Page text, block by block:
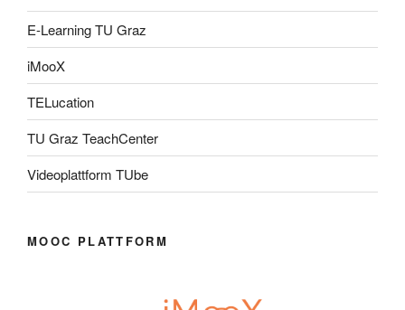
E-Learning TU Graz
iMooX
TELucation
TU Graz TeachCenter
Videoplattform TUbe
MOOC PLATTFORM